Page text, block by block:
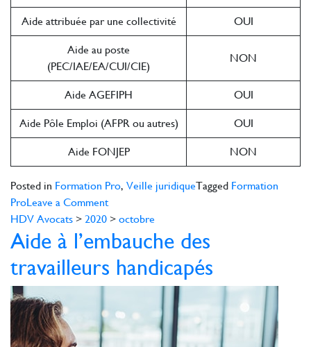
Aide attribuée par une collectivité OUI
Aide au poste
(PEC/IAE/EA/CUI/CIE)
NON
Aide AGEFIPH OUI
Aide Pôle Emploi (AFPR ou autres) OUI
Aide FONJEP NON
Posted in Formation Pro, Veille juridiqueTagged Formation
ProLeave a Commenton
Aide
à
l’embauche
des
jeunes
moins
de
HDV Avocats > 2020 > octobre
Aide à l’embauche des
travailleurs handicapés